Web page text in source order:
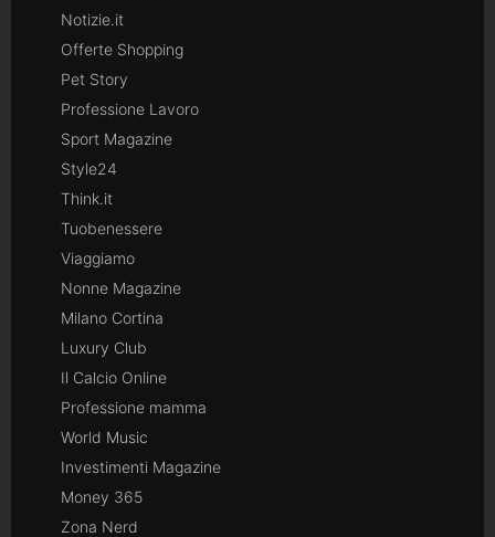
Notizie.it
Offerte Shopping
Pet Story
Professione Lavoro
Sport Magazine
Style24
Think.it
Tuobenessere
Viaggiamo
Nonne Magazine
Milano Cortina
Luxury Club
Il Calcio Online
Professione mamma
World Music
Investimenti Magazine
Money 365
Zona Nerd